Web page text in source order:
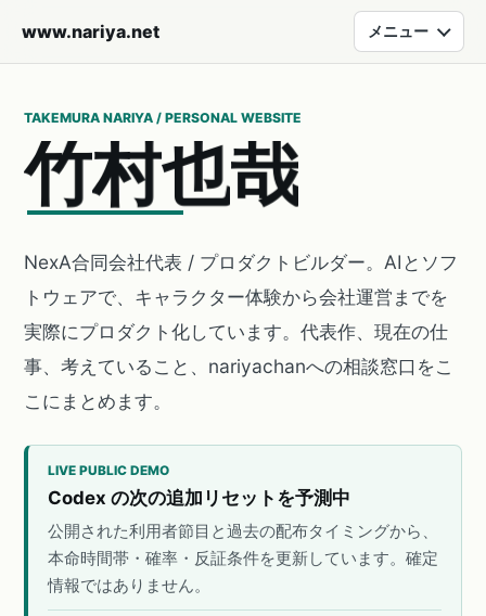
www.nariya.net メニュー
TAKEMURA NARIYA / PERSONAL WEBSITE
竹村也哉
NexA合同会社代表 / プロダクトビルダー。AIとソフ
トウェアで、キャラクター体験から会社運営までを
実際にプロダクト化しています。代表作、現在の仕
事、考えていること、nariyachanへの相談窓口をこ
こにまとめます。
LIVE PUBLIC DEMO
Codex の次の追加リセットを予測中
公開された利用者節目と過去の配布タイミングから、
本命時間帯・確率・反証条件を更新しています。確定
情報ではありません。